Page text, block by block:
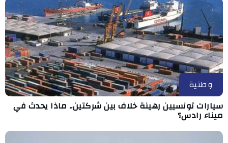
وطنية
سيارات تونسيين رهينة خلاف بين شركتين.. ماذا يحدث في
ميناء رادس؟